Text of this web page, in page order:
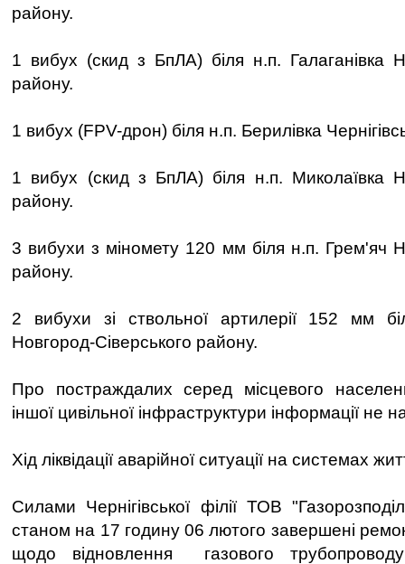
району.
1 вибух (скид з БпЛА) біля н.п. Галаганівка
району.
1 вибух (FPV-дрон) біля н.п. Берилівка
1 вибух (скид з БпЛА) біля н.п. Миколаївка
району.
3 вибухи з міномету 120 мм біля н.п. Грем'яч
району.
2 вибухи зі ствольної артилерії 152 мм
Новгород-Сіверського району.
Про постраждалих серед місцевого
іншої цивільної інфраструктури інформації не
Хід ліквідації аварійної ситуації на системах
Силами Чернігівської філії ТОВ
станом на 17 годину 06 лютого завершені
щодо відновлення газового